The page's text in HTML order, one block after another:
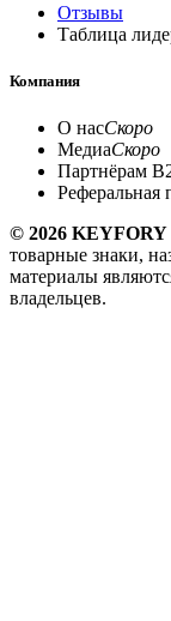
Отзывы
Таблица
Компания
О насСкоро
МедиаСкоро
Партнёрам
Реферальная
© 2026
товарные знаки,
материалы
владельцев.